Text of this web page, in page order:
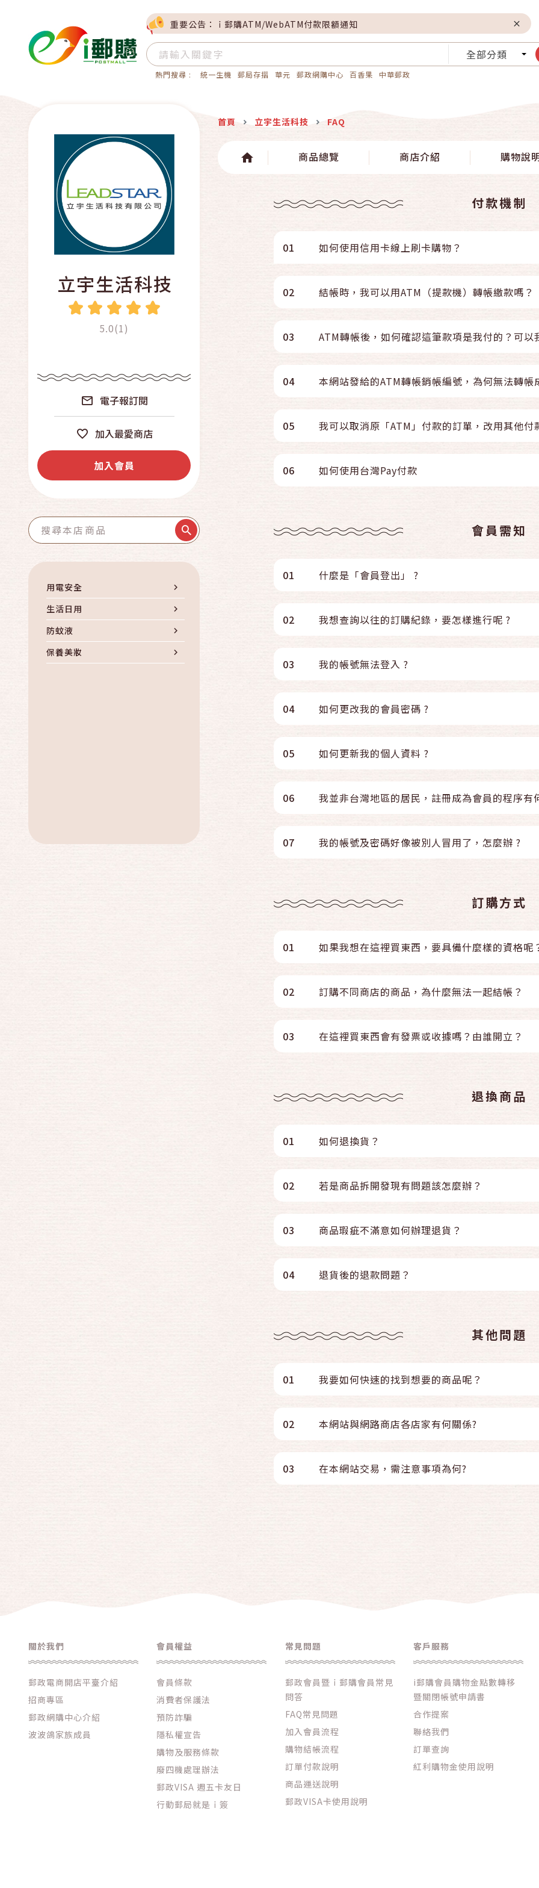
重要公告：ｉ郵購ATM/WebATM付款限額通知
全部分類
熱門搜尋 : 統一生機 郵局存摺 華元 郵政網購中心 百香果 中華郵政
立宇生活科技
5.0(1)
電子報訂閱
加入最愛商店
加入會員
用電安全
生活日用
防蚊液
保養美妝
首頁 立宇生活科技 FAQ
商品總覽 商店介紹 購物說
付款機制
01 如何使用信用卡線上刷卡購物？
02 結帳時，我可以用ATM（提款機）轉帳繳款嗎？
03 ATM轉帳後，如何確認這筆款項是我付的？可
04 本網站發給的ATM轉帳銷帳編號，為何無法轉帳
05 我可以取消原「ATM」付款的訂單，改用其他付
06 如何使用台灣Pay付款
會員需知
01 什麼是「會員登出」 ?
02 我想查詢以往的訂購紀錄，要怎樣進行呢 ?
03 我的帳號無法登入 ?
04 如何更改我的會員密碼 ?
05 如何更新我的個人資料 ?
06 我並非台灣地區的居民，註冊成為會員的程序有
07 我的帳號及密碼好像被別人冒用了，怎麼辦 ?
訂購方式
01 如果我想在這裡買東西，要具備什麼樣的資格呢
02 訂購不同商店的商品，為什麼無法一起結帳？
03 在這裡買東西會有發票或收據嗎？由誰開立？
退換商品
01 如何退換貨？
02 若是商品拆開發現有問題該怎麼辦？
03 商品瑕疵不滿意如何辦理退貨？
04 退貨後的退款問題？
其他問題
01 我要如何快速的找到想要的商品呢？
02 本網站與網路商店各店家有何關係?
03 在本網站交易，需注意事項為何?
關於我們
郵政電商開店平臺介紹
招商專區
郵政網購中心介紹
波波鴿家族成員
會員權益
會員條款
消費者保護法
預防詐騙
隱私權宣告
購物及服務條款
廢四機處理辦法
郵政VISA 週五卡友日
行動郵局就是ｉ簽
常見問題
郵政會員暨ｉ郵購會員常見
問答
FAQ常見問題
加入會員流程
購物結帳流程
訂單付款說明
商品運送說明
郵政VISA卡使用說明
客戶服務
i郵購會員購物金點數轉移
暨關閉帳號申請書
合作提案
聯絡我們
訂單查詢
紅利購物金使用說明